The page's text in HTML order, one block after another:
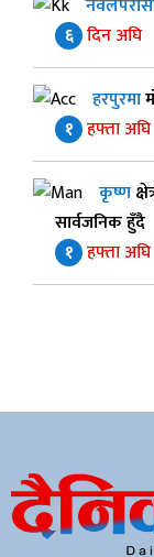
६ दिन अघि
हरपुरमा
१ हफ्ता अघि
कृष्ण
सार्वजनिक हुँदै
१ हफ्ता अघि